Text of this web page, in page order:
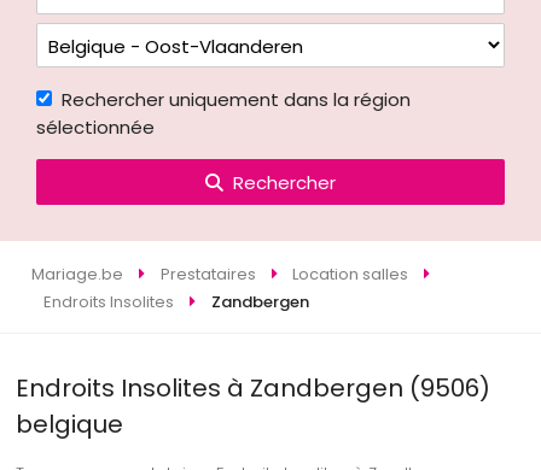
Rechercher uniquement dans la région
sélectionnée
Rechercher
Mariage.be Prestataires
Location salles
Endroits Insolites
Zandbergen
Endroits Insolites à Zandbergen (9506)
belgique